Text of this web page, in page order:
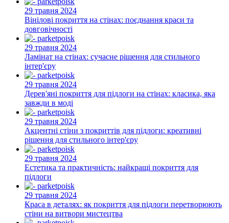
29 травня 2024
Вінілові покриття на стінах: поєднання краси та
довговічності
29 травня 2024
Ламінат на стінах: сучасне рішення для стильного
інтер'єру
29 травня 2024
Дерев'яні покриття для підлоги на стінах: класика, яка
завжди в моді
29 травня 2024
Акцентні стіни з покриттів для підлоги: креативні
рішення для стильного інтер'єру
29 травня 2024
Естетика та практичність: найкращі покриття для
підлоги
29 травня 2024
Краса в деталях: як покриття для підлоги перетворюють
стіни на витвори мистецтва